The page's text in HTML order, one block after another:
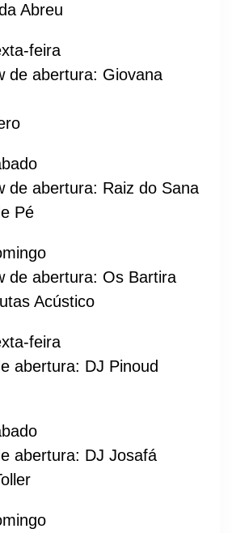
Abreu
feira
de abertura: Giovana
de abertura: Raiz do Sana
Pé
de abertura: Os Bartira
Acústico
feira
abertura: DJ Pinoud
abertura: DJ Josafá